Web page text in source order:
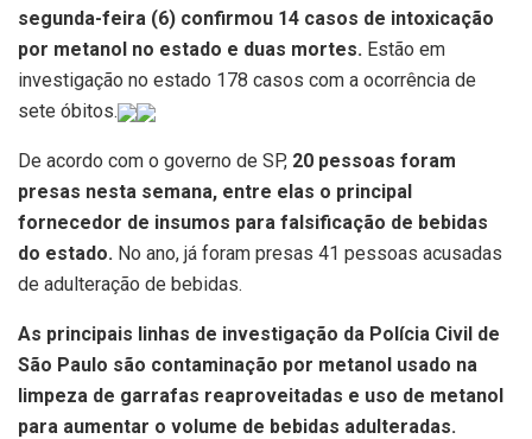
segunda-feira (6) confirmou 14 casos de intoxicação
por metanol no estado e duas mortes. Estão em
investigação no estado 178 casos com a ocorrência de
sete óbitos.
De acordo com o governo de SP, 20 pessoas foram
presas nesta semana, entre elas o principal
fornecedor de insumos para falsificação de bebidas
do estado. No ano, já foram presas 41 pessoas acusadas
de adulteração de bebidas.
As principais linhas de investigação da Polícia Civil de
São Paulo são contaminação por metanol usado na
limpeza de garrafas reaproveitadas e uso de metanol
para aumentar o volume de bebidas adulteradas.